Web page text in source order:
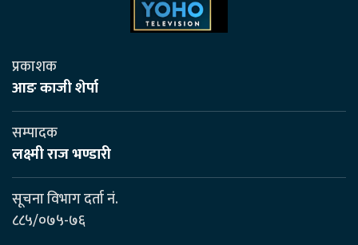
प्रकाशक
आङ काजी शेर्पा
सम्पादक
लक्ष्मी राज भण्डारी
सूचना विभाग दर्ता नं.
८८५/०७५-७६